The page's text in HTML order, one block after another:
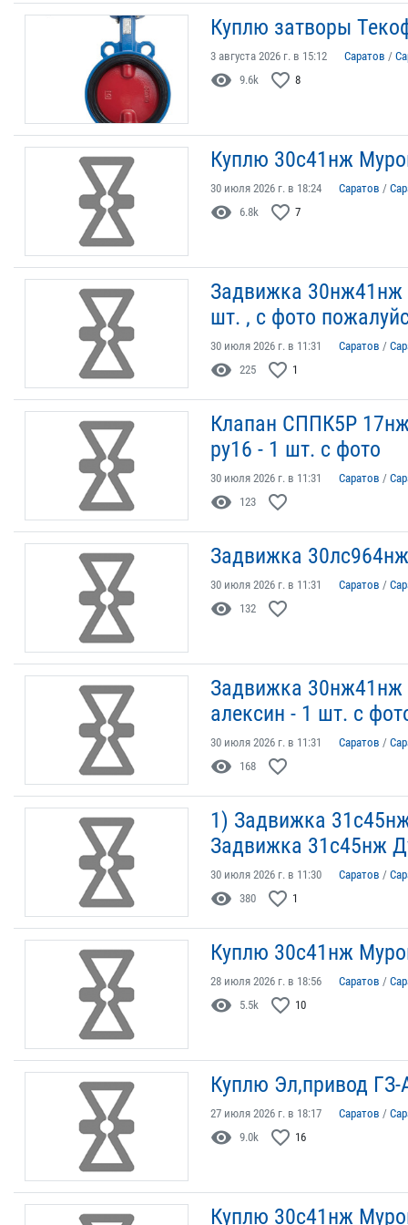
Куплю затворы
3 августа 2026 г. в 15:12 Саратов /
visibility 9.6k favorite_border 8
Куплю 30с41нж
30 июля 2026 г. в 18:24 Саратов /
visibility 6.8k favorite_border 7
Задвижка 30нж41нж
шт. , с фото
30 июля 2026 г. в 11:31 Саратов /
visibility 225 favorite_border 1
Клапан СППК5Р
ру16 - 1 шт. с фото
30 июля 2026 г. в 11:31 Саратов /
visibility 123 favorite_border
Задвижка
30 июля 2026 г. в 11:31 Саратов /
visibility 132 favorite_border
Задвижка 30нж41нж
алексин - 1 шт. с
30 июля 2026 г. в 11:31 Саратов /
visibility 168 favorite_border
1) Задвижка
Задвижка 31с45нж
30 июля 2026 г. в 11:30 Саратов /
visibility 380 favorite_border 1
Куплю 30с41нж
28 июля 2026 г. в 18:56 Саратов /
visibility 5.5k favorite_border 10
Куплю Эл,привод
27 июля 2026 г. в 18:17 Саратов /
visibility 9.0k favorite_border 16
Куплю 30с41нж